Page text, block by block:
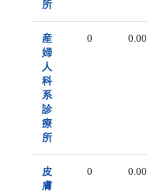
所
産
婦
人
科
系
診
療
所
0 0.00
皮
膚
0 0.00